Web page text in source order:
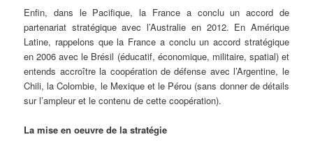
Enfin, dans le Pacifique, la France a conclu un accord de
partenariat stratégique avec l’Australie en 2012. En Amérique
Latine, rappelons que la France a conclu un accord stratégique
en 2006 avec le Brésil (éducatif, économique, militaire, spatial) et
entends accroître la coopération de défense avec l’Argentine, le
Chili, la Colombie, le Mexique et le Pérou (sans donner de détails
sur l’ampleur et le contenu de cette coopération).
La mise en oeuvre de la stratégie